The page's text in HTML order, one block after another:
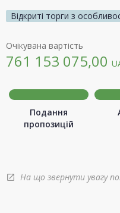
Відкриті торги з
Очікувана вартість
761 153 075,00
Подання
пропозицій
open_in_new На що звернути увагу